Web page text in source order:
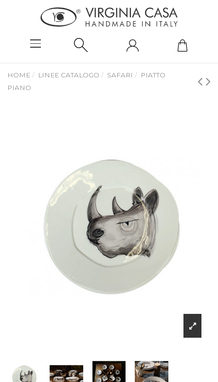
HOME LINEE CATALOGO SAFARI
PIATTO
PIANO